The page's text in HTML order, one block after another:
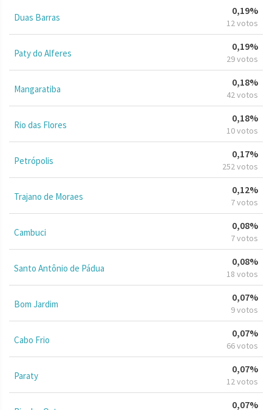
Duas Barras
0,19%
12 votos
Paty do Alferes
0,19%
29 votos
Mangaratiba
0,18%
42 votos
Rio das Flores
0,18%
10 votos
Petrópolis
0,17%
252 votos
Trajano de Moraes
0,12%
7 votos
Cambuci
0,08%
7 votos
Santo Antônio de Pádua
0,08%
18 votos
Bom Jardim
0,07%
9 votos
Cabo Frio
0,07%
66 votos
Paraty
0,07%
12 votos
0,07%